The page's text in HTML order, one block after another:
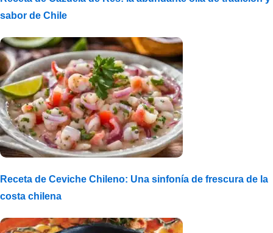
sabor de Chile
Receta de Ceviche Chileno: Una sinfonía de frescura de la
costa chilena